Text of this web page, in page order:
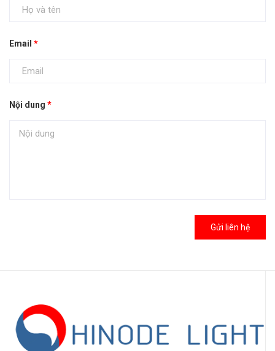
Email *
Nội dung *
Gửi liên hệ